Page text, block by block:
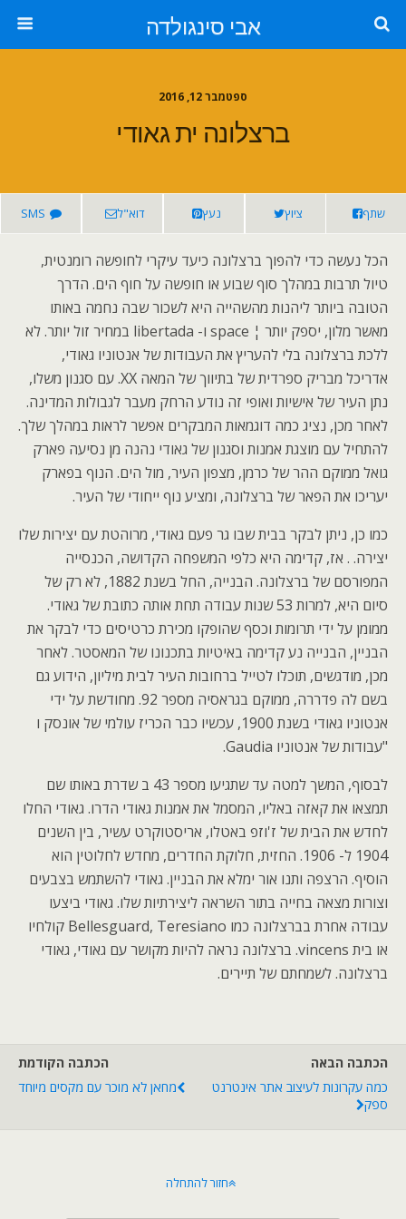
אבי סינגולדה
ספטמבר 12, 2016
ברצלונה ית גאודי
שתף ציוץ נעץ דוא"ל SMS
הכל נעשה כדי להפוך ברצלונה כיעד עיקרי לחופשה רומנטית,
טיול תרבות במהלך סוף שבוע או חופשה על חוף הים. הדרך
הטובה ביותר ליהנות מהשהייה היא לשכור שבה נחמה באותו
מאשר מלון, יספק יותר ¦ space ו- libertada במחיר זול יותר. לא
ללכת ברצלונה בלי להעריץ את העבודות של אנטוניו גאודי,
אדריכל מבריק ספרדית של בתיווך של המאה XX. עם סגנון משלו,
נתן העיר של אישיות ואופי זה נודע הרחק מעבר לגבולות המדינה.
לאחר מכן, נציג כמה דוגמאות המבקרים אפשר לראות במהלך שלך.
להתחיל עם מוצגת אמנות וסגנון של גאודי נהנה מן נסיעה פארק
גואל ממוקם ההר של כרמן, מצפון העיר, מול הים. הנוף בפארק
יעריכו את הפאר של ברצלונה, ומציע נוף ייחודי של העיר.
כמו כן, ניתן לבקר בבית שבו גר פעם גאודי, מרוהטת עם יצירות שלו
יצירה. . אז, קדימה היא כלפי המשפחה הקדושה, הכנסייה
המפורסם של ברצלונה. הבנייה, החל בשנת 1882, לא רק של
סיום היא, למרות 53 שנות עבודה תחת אותה כתובת של גאודי.
ממומן על ידי תרומות וכסף שהופקו מכירת כרטיסים כדי לבקר את
הבניין, הבנייה נע קדימה באיטיות בתכנונו של המאסטר. לאחר
מכן, מודגשים, תוכלו לטייל ברחובות העיר לבית מיליון, הידוע גם
בשם לה פדררה, ממוקם בגראסיה מספר 92. מחודשת על ידי
אנטוניו גאודי בשנת 1900, עכשיו כבר הכריז עולמי של אונסק ו
"עבודות של אנטוניו Gaudia.
לבסוף, המשך למטה עד שתגיעו מספר 43 ב שדרת באותו שם
תמצאו את קאזה באליו, המסמל את אמנות גאודי הדרו. גאודי החלו
לחדש את הבית של ז'וזפ באטלו, אריסטוקרט עשיר, בין השנים
1904 ל- 1906. החזית, חלוקת החדרים, מחדש לחלוטין הוא
הוסיף. הרצפה ותנו אור ימלא את הבניין. גאודי להשתמש בצבעים
וצורות מצאה בחייה בתור השראה ליצירתיות שלו. גאודי ביצעו
עבודה אחרת בברצלונה כמו Bellesguard, Teresiano קולחיו
או בית vincens. ברצלונה נראה להיות מקושר עם גאודי, גאודי
ברצלונה. לשמחתם של תיירים.
הכתבה הקודמת
מחאן לא מוכר עם מקסים מיוחד
הכתבה הבאה
כמה עקרונות לעיצוב אתר אינטרנט
ספק
חזור להתחלה